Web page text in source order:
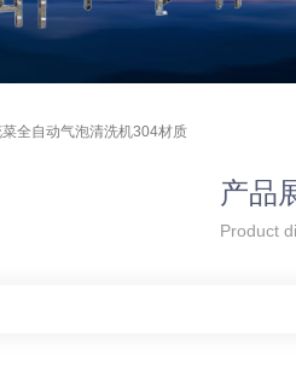
全自动气泡清洗机304材质
产品
Product